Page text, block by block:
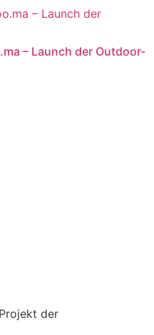
– Launch der Outdoor-
der